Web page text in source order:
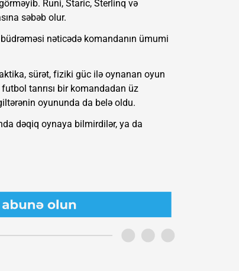
Runi, Staric, Sterlinq və
səbəb olur.
nəticədə komandanın ümumi
sürət, fiziki güc ilə oynanan oyun
tanrısı bir komandadan üz
oyununda da belə oldu.
dəqiq oynaya bilmirdilər, ya da